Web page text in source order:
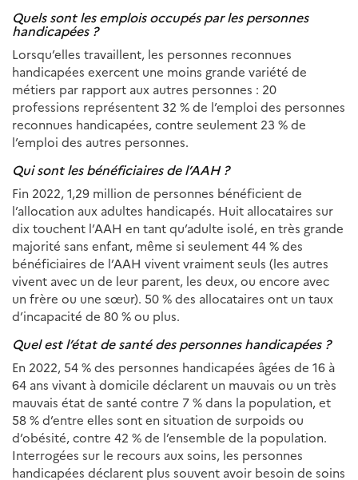
Quels sont les emplois occupés par les personnes
handicapées ?
Lorsqu’elles travaillent, les personnes reconnues
handicapées exercent une moins grande variété de
métiers par rapport aux autres personnes : 20
professions représentent 32 % de l’emploi des personnes
reconnues handicapées, contre seulement 23 % de
l’emploi des autres personnes.
Qui sont les bénéficiaires de l’AAH ?
Fin 2022, 1,29 million de personnes bénéficient de
l’allocation aux adultes handicapés. Huit allocataires sur
dix touchent l’AAH en tant qu’adulte isolé, en très grande
majorité sans enfant, même si seulement 44 % des
bénéficiaires de l’AAH vivent vraiment seuls (les autres
vivent avec un de leur parent, les deux, ou encore avec
un frère ou une sœur). 50 % des allocataires ont un taux
d’incapacité de 80 % ou plus.
Quel est l’état de santé des personnes handicapées ?
En 2022, 54 % des personnes handicapées âgées de 16 à
64 ans vivant à domicile déclarent un mauvais ou un très
mauvais état de santé contre 7 % dans la population, et
58 % d’entre elles sont en situation de surpoids ou
d’obésité, contre 42 % de l’ensemble de la population.
Interrogées sur le recours aux soins, les personnes
handicapées déclarent plus souvent avoir besoin de soins